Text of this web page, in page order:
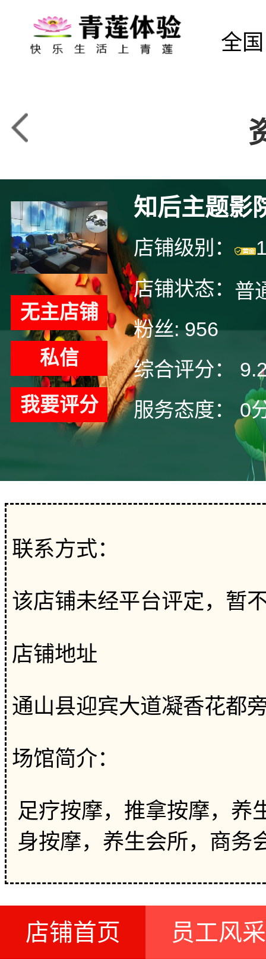
全国
无主店铺
私信
我要评分
知后主题影
店铺级别：
店铺状态： 普
粉丝: 956
综合评分：
服务态度：
0
联系方式：
该店铺未经平台评定，暂
店铺地址
通山县迎宾大道凝香花都
场馆简介：
足疗按摩，推拿按摩，养
身按摩，养生会所，商务
店铺首页 员工风采